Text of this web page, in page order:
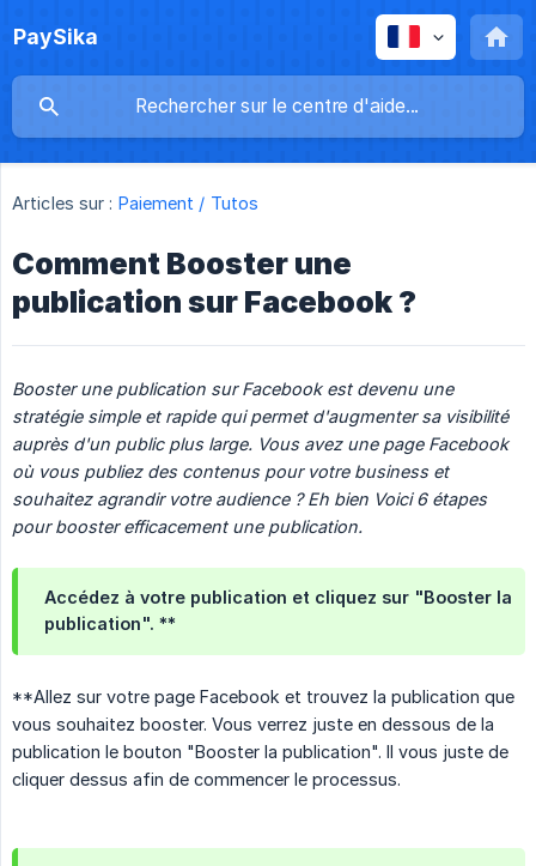
PaySika
Articles sur : Paiement / Tutos
Comment Booster une
publication sur Facebook ?
Booster une publication sur Facebook est devenu une
stratégie simple et rapide qui permet d'augmenter sa visibilité
auprès d'un public plus large. Vous avez une page Facebook
où vous publiez des contenus pour votre business et
souhaitez agrandir votre audience ? Eh bien Voici 6 étapes
pour booster efficacement une publication.
Accédez à votre publication et cliquez sur "Booster la
publication". **
**Allez sur votre page Facebook et trouvez la publication que
vous souhaitez booster. Vous verrez juste en dessous de la
publication le bouton "Booster la publication". Il vous juste de
cliquer dessus afin de commencer le processus.